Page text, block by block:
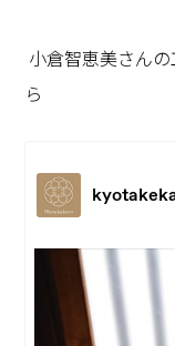
小倉智恵美さん
ら